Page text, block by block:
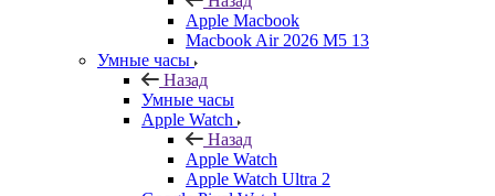
Apple Macbook
Macbook Air 2026 M5 13
Умные часы
Назад
Умные часы
Apple Watch
Назад
Apple Watch
Apple Watch Ultra 2